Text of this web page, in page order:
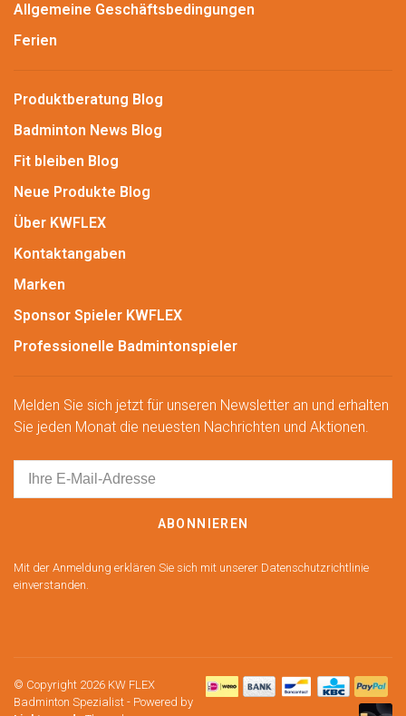
Allgemeine Geschäftsbedingungen
Ferien
Produktberatung Blog
Badminton News Blog
Fit bleiben Blog
Neue Produkte Blog
Über KWFLEX
Kontaktangaben
Marken
Sponsor Spieler KWFLEX
Professionelle Badmintonspieler
Melden Sie sich jetzt für unseren Newsletter an und erhalten
Sie jeden Monat die neuesten Nachrichten und Aktionen.
ABONNIEREN
Mit der Anmeldung erklären Sie sich mit unserer Datenschutzrichtlinie
einverstanden.
© Copyright 2026 KW FLEX
Badminton Spezialist - Powered by